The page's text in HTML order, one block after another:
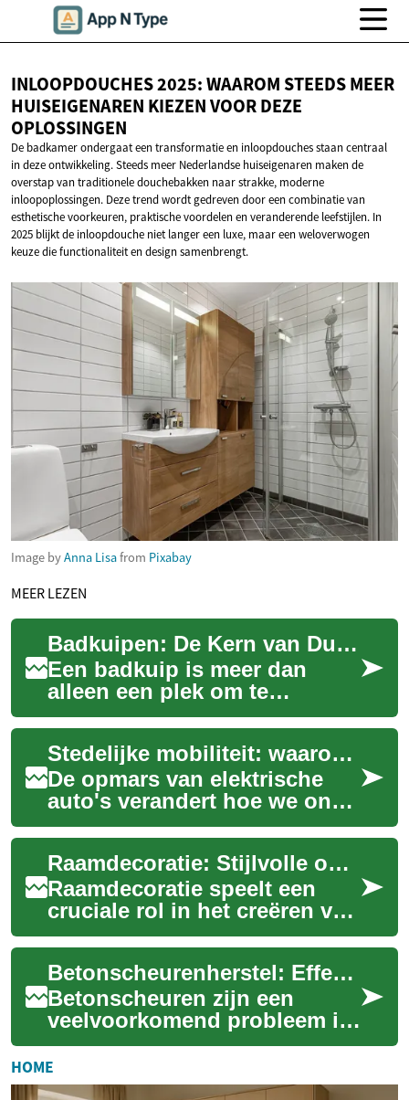
INLOOPDOUCHES 2025: WAAROM STEEDS MEER
HUISEIGENAREN KIEZEN VOORDEZE
OPLOSSINGEN
De badkamer ondergaat een transformatie en inloopdouches staan centraal
in deze ontwikkeling. Steeds meer Nederlandse huiseigenaren maken de
overstap van traditionele douchebakken naar strakke, moderne
inloopoplossingen. Deze trend wordt gedreven door een combinatie van
esthetische voorkeuren, praktische voordelen en veranderende leefstijlen. In
2025 blijkt de inloopdouche niet langer een luxe, maar een weloverwogen
keuze die functionaliteit en design samenbrengt.
Image byAnna Lisafrom Pixabay
MEER LEZEN
Badkuipen: De Kern van Duurzame en Stijlvolle Badkamerrenovaties
Een badkuip is meer dan
alleen een plek om te
ontspannen; het is een
centraal element in de
moderne badkamer. Of u nu...
Stedelijke mobiliteit: waarom elektrische auto's winnen
De opmars van elektrische
auto's verandert hoe we ons
in steden verplaatsen. Van
compacte EV's met praktische
actiera...
Raamdecoratie: Stijlvolle oplossingen voor uw interieur
Raamdecoratie speelt een
cruciale rol in het creëren van
een comfortabele en stijlvolle
leefomgeving. Of u nu op
zoek...
Betonscheurenherstel: Effectieve oplossingen voor duurzame reparaties
Betonscheuren zijn een
veelvoorkomend probleem in
gebouwen en constructies.
Ze kunnen niet alleen
esthetisch onaantre...
HOME